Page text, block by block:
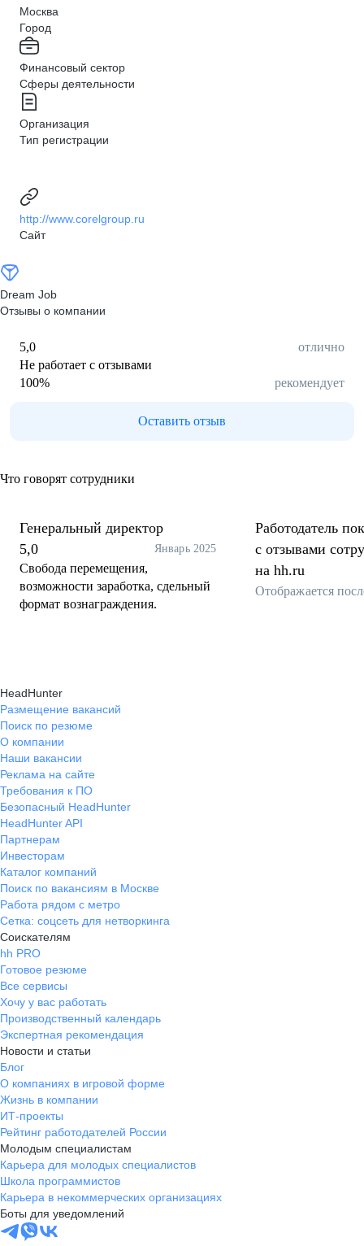
Москва
Город
Финансовый сектор
Сферы деятельности
Организация
Тип регистрации
http://www.corelgroup.ru
Сайт
Dream Job
Отзывы о компании
5,0
отлично
Не работает с отзывами
100% рекомендует
Оставить отзыв
Что говорят сотрудники
Генеральный директор
5,0
Январь 2025
Свобода перемещения,
возможности заработка, сдельный
формат вознаграждения.
Работодатель
с отзывами
на hh.ru
Отображается
HeadHunter
Размещение вакансий
Поиск по резюме
О компании
Наши вакансии
Реклама на сайте
Требования к ПО
Безопасный HeadHunter
HeadHunter API
Партнерам
Инвесторам
Каталог компаний
Поиск по вакансиям в Москве
Работа рядом с метро
Сетка: соцсеть для нетворкинга
Соискателям
hh PRO
Готовое резюме
Все сервисы
Хочу у вас работать
Производственный календарь
Экспертная рекомендация
Новости и статьи
Блог
О компаниях в игровой форме
Жизнь в компании
ИТ-проекты
Рейтинг работодателей России
Молодым специалистам
Карьера для молодых специалистов
Школа программистов
Карьера в некоммерческих организациях
Боты для уведомлений